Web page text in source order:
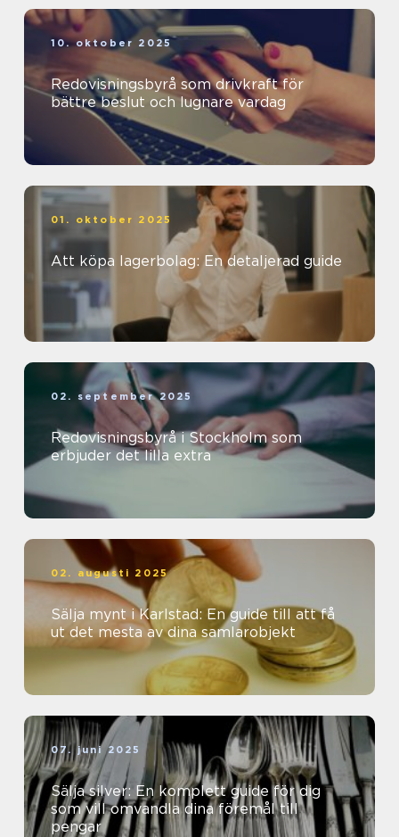
10. oktober 2025
Redovisningsbyrå som drivkraft för
bättre beslut och lugnare vardag
01. oktober 2025
Att köpa lagerbolag: En detaljerad guide
02. september 2025
Redovisningsbyrå i Stockholm som
erbjuder det lilla extra
02. augusti 2025
Sälja mynt i Karlstad: En guide till att få
ut det mesta av dina samlarobjekt
07. juni 2025
Sälja silver: En komplett guide för dig
som vill omvandla dina föremål till
pengar